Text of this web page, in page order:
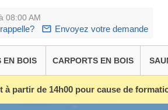
08:00 AM
Envoyez votre demande
EN BOIS CARPORTS EN BOIS
partir de 14h00 pour cause de